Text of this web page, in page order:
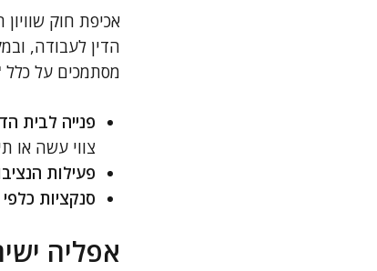
אכיפת חוק
הדין לעבודה,
מסתמכים על כלל
פנייה לבית
צווי עשה או
פעילות
סנקציות
אפליה